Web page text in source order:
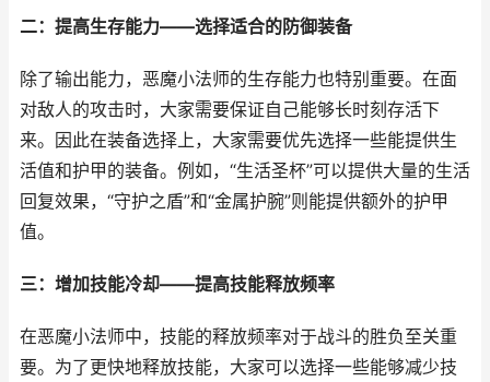
二：提高生存能力——选择适合的防御装备
除了输出能力，恶魔小法师的生存能力也特别重要。在面
对敌人的攻击时，大家需要保证自己能够长时刻存活下
来。因此在装备选择上，大家需要优先选择一些能提供生
活值和护甲的装备。例如，“生活圣杯”可以提供大量的生活
回复效果，“守护之盾”和“金属护腕”则能提供额外的护甲
值。
三：增加技能冷却——提高技能释放频率
在恶魔小法师中，技能的释放频率对于战斗的胜负至关重
要。为了更快地释放技能，大家可以选择一些能够减少技